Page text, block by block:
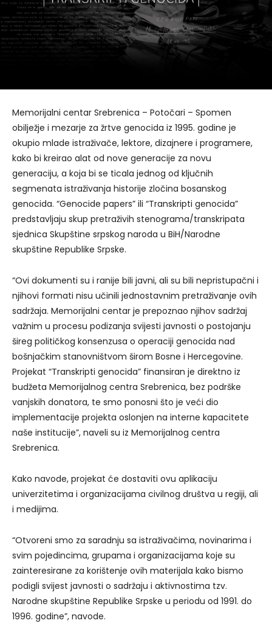
Memorijalni centar Srebrenica – Potočari – Spomen
obilježje i mezarje za žrtve genocida iz 1995. godine je
okupio mlade istraživače, lektore, dizajnere i programere,
kako bi kreirao alat od nove generacije za novu
generaciju, a koja bi se ticala jednog od ključnih
segmenata istraživanja historije zločina bosanskog
genocida. “Genocide papers” ili “Transkripti genocida”
predstavljaju skup pretraživih stenograma/transkripata
sjednica Skupštine srpskog naroda u BiH/Narodne
skupštine Republike Srpske.
“Ovi dokumenti su i ranije bili javni, ali su bili nepristupačni i
njihovi formati nisu učinili jednostavnim pretraživanje ovih
sadržaja. Memorijalni centar je prepoznao njihov sadržaj
važnim u procesu podizanja svijesti javnosti o postojanju
šireg političkog konsenzusa o operaciji genocida nad
bošnjačkim stanovništvom širom Bosne i Hercegovine.
Projekat “Transkripti genocida” finansiran je direktno iz
budžeta Memorijalnog centra Srebrenica, bez podrške
vanjskih donatora, te smo ponosni što je veći dio
implementacije projekta oslonjen na interne kapacitete
naše institucije”, naveli su iz Memorijalnog centra
Srebrenica.
Kako navode, projekat će dostaviti ovu aplikaciju
univerzitetima i organizacijama civilnog društva u regiji, ali
i medijima.
“Otvoreni smo za saradnju sa istraživačima, novinarima i
svim pojedincima, grupama i organizacijama koje su
zainteresirane za korištenje ovih materijala kako bismo
podigli svijest javnosti o sadržaju i aktivnostima tzv.
Narodne skupštine Republike Srpske u periodu od 1991. do
1996. godine”, navode.